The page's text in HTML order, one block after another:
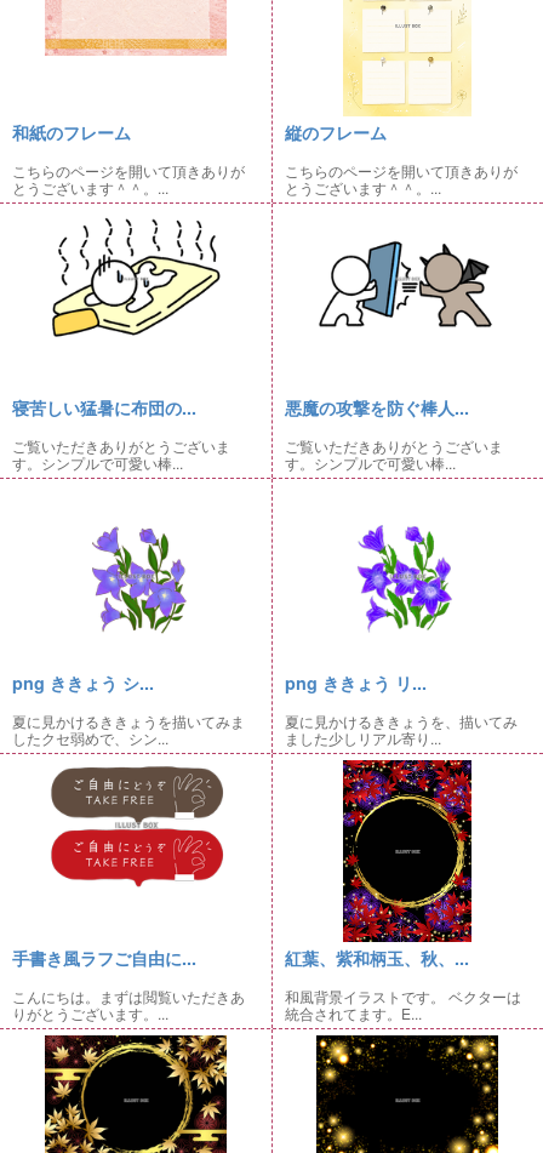
和紙のフレーム
こちらのページを開いて頂きありが
とうございます＾＾。...
縦のフレーム
こちらのページを開いて頂きありが
とうございます＾＾。...
寝苦しい猛暑に布団の...
ご覧いただきありがとうございま
す。シンプルで可愛い棒...
悪魔の攻撃を防ぐ棒人...
ご覧いただきありがとうございま
す。シンプルで可愛い棒...
png ききょう シ...
夏に見かけるききょうを描いてみま
したクセ弱めで、シン...
png ききょう リ...
夏に見かけるききょうを、描いてみ
ました少しリアル寄り...
手書き風ラフご自由に...
こんにちは。まずは閲覧いただきあ
りがとうございます。...
紅葉、紫和柄玉、秋、...
和風背景イラストです。 ベクターは
統合されてます。E...